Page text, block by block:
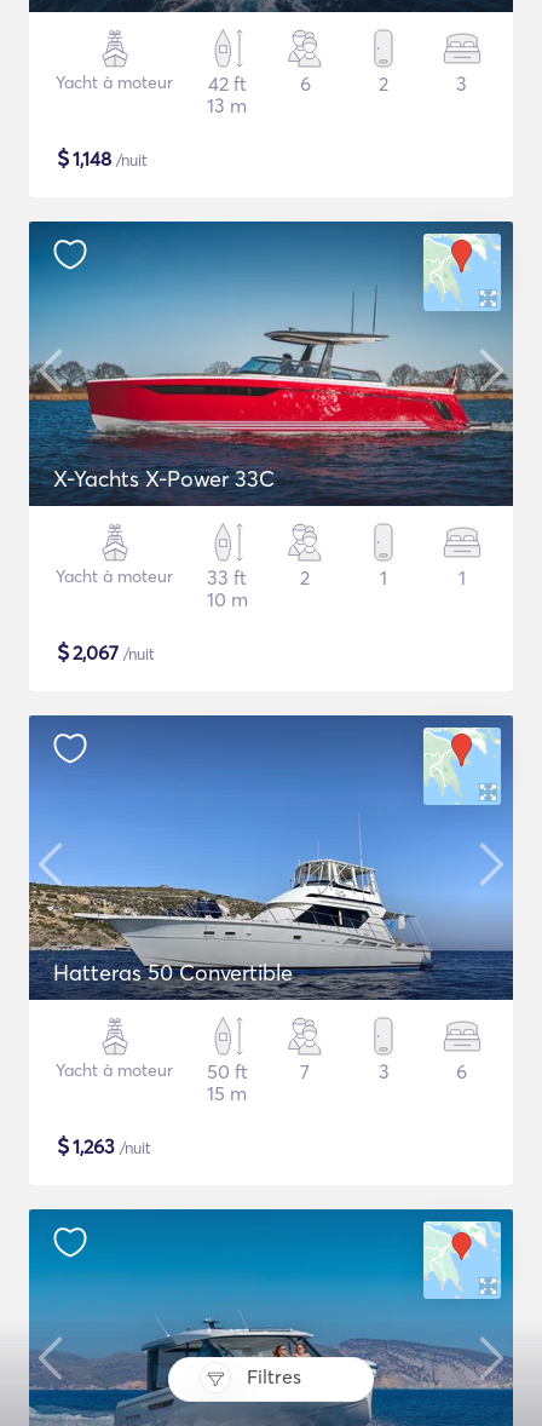
Filtres
Yacht à moteur
42 ft
13 m
6 2 3
$1,148 /nuit
X-Yachts X-Power 33C
Yacht à moteur
33 ft
10 m
2 1 1
$2,067 /nuit
Hatteras 50 Convertible
Yacht à moteur
50 ft
15 m
7 3 6
$1,263 /nuit